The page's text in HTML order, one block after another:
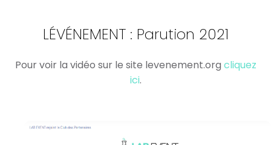
LÉVÉNEMENT : Parution 2021
Pour voir la vidéo sur le site levenement.org cliquez
ici.